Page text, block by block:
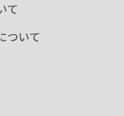
て
ついて